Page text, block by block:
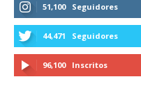
51,100 Seguidores
44,471 Seguidores
96,100 Inscritos